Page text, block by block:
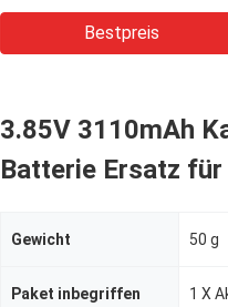
Bestpreis
3.85V 3110mAh
Batterie Ersatz für
Gewicht 50 g
Paket inbegriffen 1 X